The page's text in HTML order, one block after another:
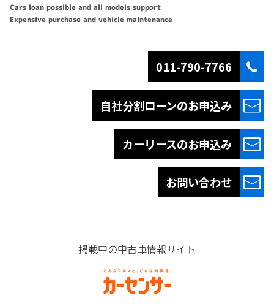
Cars loan possible and all models support
Expensive purchase and vehicle maintenance
011-790-7766
自社分割ローンのお申込み
カーリースのお申込み
お問い合わせ
掲載中の中古車情報サイト